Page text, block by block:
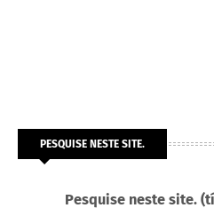
PESQUISE NESTE SITE.
Pesquise neste site.